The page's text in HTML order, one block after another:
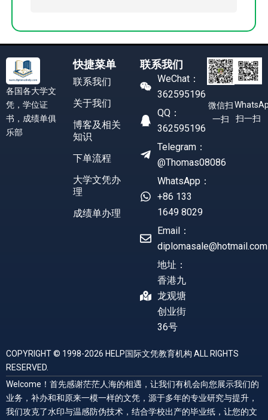
各国各大学文
凭，学位证
书，成绩单俱
乐部
快捷菜单
联系我们
关于我们
博客及相关
知识
下单流程
大学文凭办
理
成绩单办理
联系我们
WeChat：
362595196
QQ：
362595196
Telegram：
@Thomas08086
WhatsApp：
+86 133
1649 8029
Email：
diplomasale@hotmail.com
地址：
香港九
龙观塘
创业街
36号
微信扫
一扫
扫一扫
COPYRIGHT © 1998-2026 HELP国际文凭教育机构 ALL RIGHTS
RESERVED.
Welcome！首先感谢茫茫人海的相遇，让我们有机会向您展示我们的
业务，补办和和原来一模一样的文凭，源于多年的专业研究与提升，
我们攻克了水印与温感防伪技术，结合学校出产的毕业纸，让您的文